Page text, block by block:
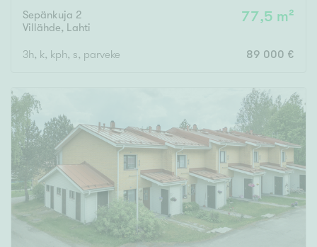
Sepänkuja 2
Villähde, Lahti
77,5 m²
3h, k, kph, s, parveke 89 000 €